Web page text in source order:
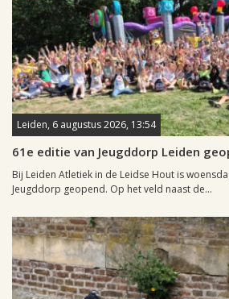
Leiden, 6 augustus 2026, 13:54
61e editie van Jeugddorp Leiden
Bij Leiden Atletiek in de Leidse Hout is
Jeugddorp geopend. Op het veld naast de...